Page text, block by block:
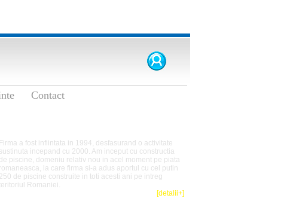
Contact
Firma a fost infiintata in 1994, desfasurand o activitate
sustinuta incepand cu 2000. Am inceput cu constructia
de piscine, domeniu relativ nou in acel moment pe piata
romaneasca, la care firma si-a adus aportul cu cel putin
250 de piscine construite in toti acesti ani pe intreg
teritoriul Romaniei.
[detalii+]